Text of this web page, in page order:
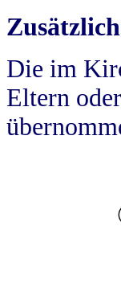
Die im
Eltern